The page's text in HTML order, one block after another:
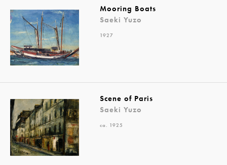
Mooring Boats
Saeki Yuzo
1927
Scene of Paris
Saeki Yuzo
ca. 1925